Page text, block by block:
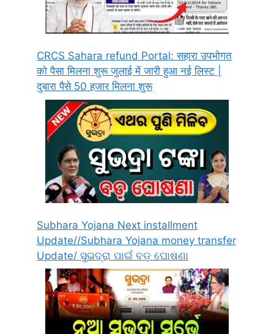
CRCS Sahara refund Portal: सहारा उपभोगत
को पैसा मिलना शुरू जुलाई में जारी हुआ नई लिस्ट |
दुबारा पैसे 50 हजार मिलना शुरू
Subhara Yojana Next installment
Update//Subhara Yojana money transfer
Update/ ସୁଭଦ୍ରା ପାଇଁ ବଡ଼ ଘୋଷଣା